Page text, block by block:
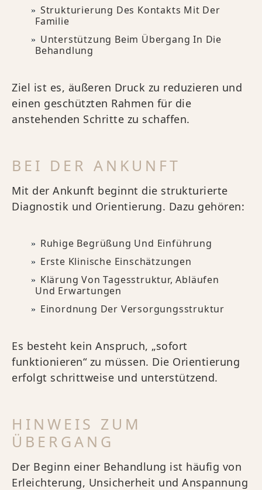
Strukturierung Des Kontakts Mit Der
Familie
Unterstützung Beim Übergang In Die
Behandlung
Ziel ist es, äußeren Druck zu reduzieren und
einen geschützten Rahmen für die
anstehenden Schritte zu schaffen.
BEI DER ANKUNFT
Mit der Ankunft beginnt die strukturierte
Diagnostik und Orientierung. Dazu gehören:
Ruhige Begrüßung Und Einführung
Erste Klinische Einschätzungen
Klärung Von Tagesstruktur, Abläufen
Und Erwartungen
Einordnung Der Versorgungsstruktur
Es besteht kein Anspruch, „sofort
funktionieren“ zu müssen. Die Orientierung
erfolgt schrittweise und unterstützend.
HINWEIS ZUM
ÜBERGANG
Der Beginn einer Behandlung ist häufig von
Erleichterung, Unsicherheit und Anspannung